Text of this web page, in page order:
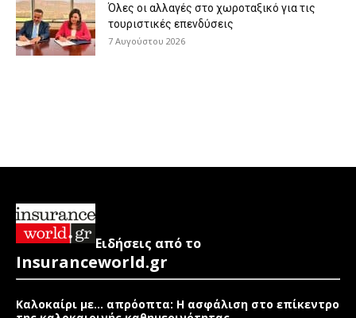
Όλες οι αλλαγές στο χωροταξικό για τις
τουριστικές επενδύσεις
7 Αυγούστου 2026
Ειδήσεις από το
Insuranceworld.gr
Καλοκαίρι με… απρόοπτα: Η ασφάλιση στο επίκεντρο